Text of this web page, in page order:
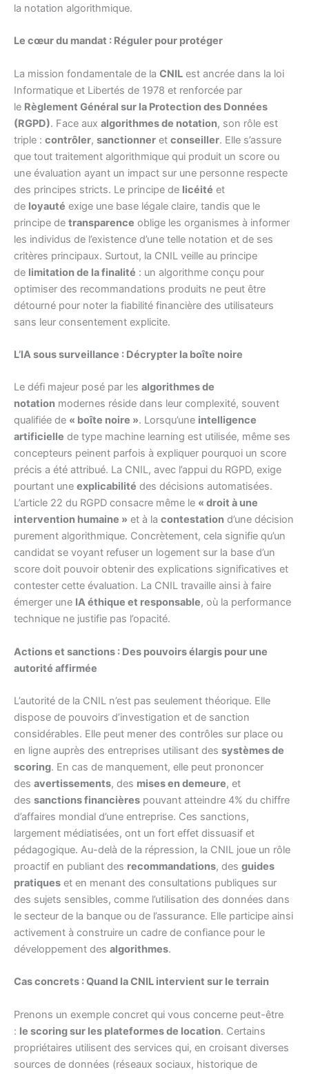
la notation algorithmique.
Le cœur du mandat : Réguler pour protéger
La mission fondamentale de la CNIL est ancrée dans la loi
Informatique et Libertés de 1978 et renforcée par
le Règlement Général sur la Protection des Données
(RGPD). Face aux algorithmes de notation, son rôle est
triple : contrôler, sanctionner et conseiller. Elle s’assure
que tout traitement algorithmique qui produit un score ou
une évaluation ayant un impact sur une personne respecte
des principes stricts. Le principe de licéité et
de loyauté exige une base légale claire, tandis que le
principe de transparence oblige les organismes à informer
les individus de l’existence d’une telle notation et de ses
critères principaux. Surtout, la CNIL veille au principe
de limitation de la finalité : un algorithme conçu pour
optimiser des recommandations produits ne peut être
détourné pour noter la fiabilité financière des utilisateurs
sans leur consentement explicite.
L’IA sous surveillance : Décrypter la boîte noire
Le défi majeur posé par les algorithmes de
notation modernes réside dans leur complexité, souvent
qualifiée de « boîte noire ». Lorsqu’une intelligence
artificielle de type machine learning est utilisée, même ses
concepteurs peinent parfois à expliquer pourquoi un score
précis a été attribué. La CNIL, avec l’appui du RGPD, exige
pourtant une explicabilité des décisions automatisées.
L’article 22 du RGPD consacre même le « droit à une
intervention humaine » et à la contestation d’une décision
purement algorithmique. Concrètement, cela signifie qu’un
candidat se voyant refuser un logement sur la base d’un
score doit pouvoir obtenir des explications significatives et
contester cette évaluation. La CNIL travaille ainsi à faire
émerger une IA éthique et responsable, où la performance
technique ne justifie pas l’opacité.
Actions et sanctions : Des pouvoirs élargis pour une
autorité affirmée
L’autorité de la CNIL n’est pas seulement théorique. Elle
dispose de pouvoirs d’investigation et de sanction
considérables. Elle peut mener des contrôles sur place ou
en ligne auprès des entreprises utilisant des systèmes de
scoring. En cas de manquement, elle peut prononcer
des avertissements, des mises en demeure, et
des sanctions financières pouvant atteindre 4% du chiffre
d’affaires mondial d’une entreprise. Ces sanctions,
largement médiatisées, ont un fort effet dissuasif et
pédagogique. Au-delà de la répression, la CNIL joue un rôle
proactif en publiant des recommandations, des guides
pratiques et en menant des consultations publiques sur
des sujets sensibles, comme l’utilisation des données dans
le secteur de la banque ou de l’assurance. Elle participe ainsi
activement à construire un cadre de confiance pour le
développement des algorithmes.
Cas concrets : Quand la CNIL intervient sur le terrain
Prenons un exemple concret qui vous concerne peut-être
: le scoring sur les plateformes de location. Certains
propriétaires utilisent des services qui, en croisant diverses
sources de données (réseaux sociaux, historique de